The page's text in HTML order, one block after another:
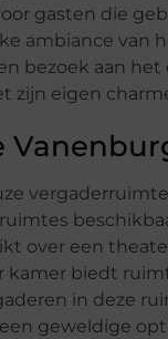
gasten die
ambiance van
bezoek aan
zijn eigen
over een
biedt
in deze
geweldige